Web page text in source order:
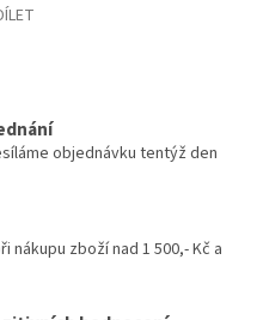
objednávku tentýž den
nákupu zboží nad 1 500,- Kč a